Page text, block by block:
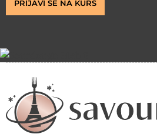
PRIJAVI SE NA KURS